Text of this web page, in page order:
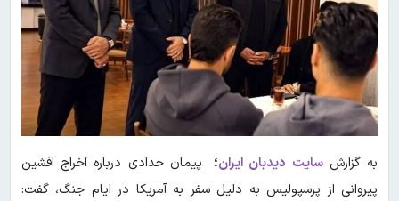
به گزارشسایت دیدبان ایران؛
پیمان حدادی درباره اخراج افشین
پیروانی از پرسپولیس به دلیل سفر به آمریکا در ایام جنگ، گفت: